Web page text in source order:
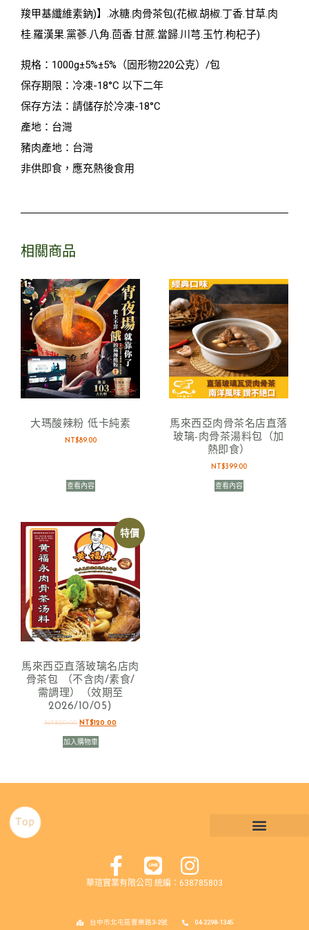
羧甲基纖維素鈉)】.冰糖.肉骨茶包(花椒.胡椒.丁香.甘草.肉
桂.羅漢果.黨蔘.八角.茴香.甘蔗.當歸.川芎.玉竹.枸杞子)
規格：1000g±5%±5%（固形物220公克）/包
保存期限：冷凍-18°C 以下二年
保存方法：請儲存於冷凍-18°C
產地：台灣
豬肉產地：台灣
非供即食，應充熱後食用
相關商品
大瑪酸辣粉 低卡純素
NT$89.00
查看內容
馬來西亞肉骨茶名店直落
玻璃-肉骨茶湯料包（加
熱即食）
NT$399.00
查看內容
特價
馬來西亞直落玻璃名店肉
骨茶包 （不含肉/素食/
需調理）（效期至
2026/10/05)
NT$220.00 NT$120.00
加入購物車
華瑄實業有限公司 統編：638785803
台中市北屯區豐樂路3-2號 04-2298-1345